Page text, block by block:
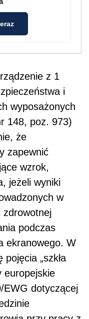
z 1
i
wyposażonych
148, poz. 973)
że
zapewnić
wzrok,
jeżeli wyniki
w
zdrowotnej
podczas
ekranowego. W
„szkła
europejskie
EWG dotyczącej